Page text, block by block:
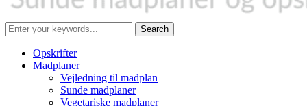
Opskrifter
Madplaner
Vejledning til madplan
Sunde madplaner
Vegetariske madplaner